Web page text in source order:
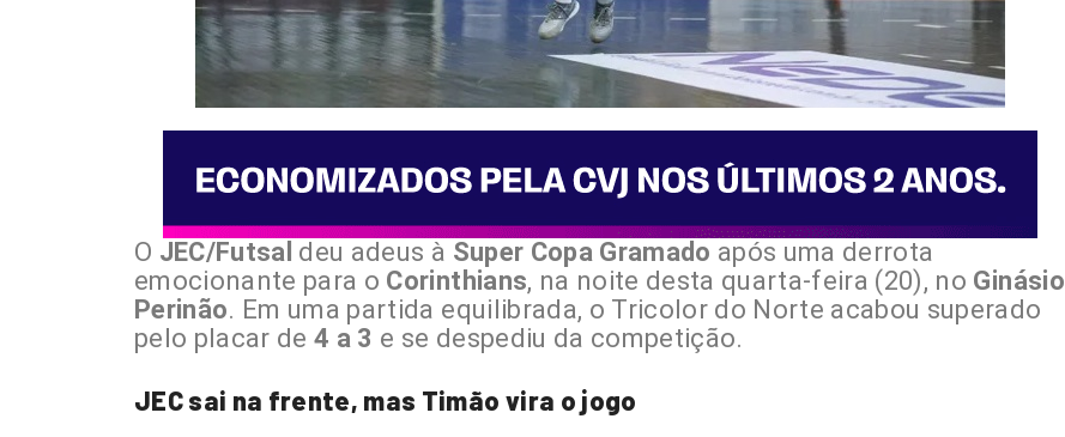
O JEC/Futsal deu adeus à Super Copa Gramado após uma derrota
emocionante para o Corinthians, na noite desta quarta-feira (20), no Ginásio
Perinão. Em uma partida equilibrada, o Tricolor do Norte acabou superado
pelo placar de4 a 3 e se despediu da competição.
JEC sai na frente, mas Timão vira o jogo